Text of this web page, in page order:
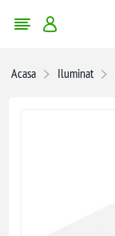
Acasa Iluminat